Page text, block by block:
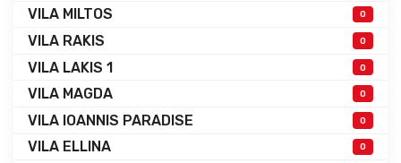
VILA MILTOS 0
VILA RAKIS 0
VILA LAKIS 1 0
VILA MAGDA 0
VILA IOANNIS PARADISE 0
VILA ELLINA 0